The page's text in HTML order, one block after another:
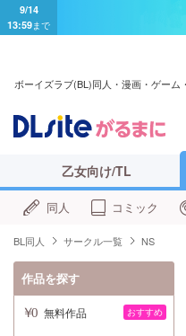
9/14
13:59まで
ボーイズラブ(BL)同人・漫画・ゲーム
乙女向け/TL
同人 コミック
BL同人 サークル一覧 NS
作品を探す
無料作品 おすすめ